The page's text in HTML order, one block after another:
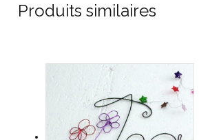
Produits similaires